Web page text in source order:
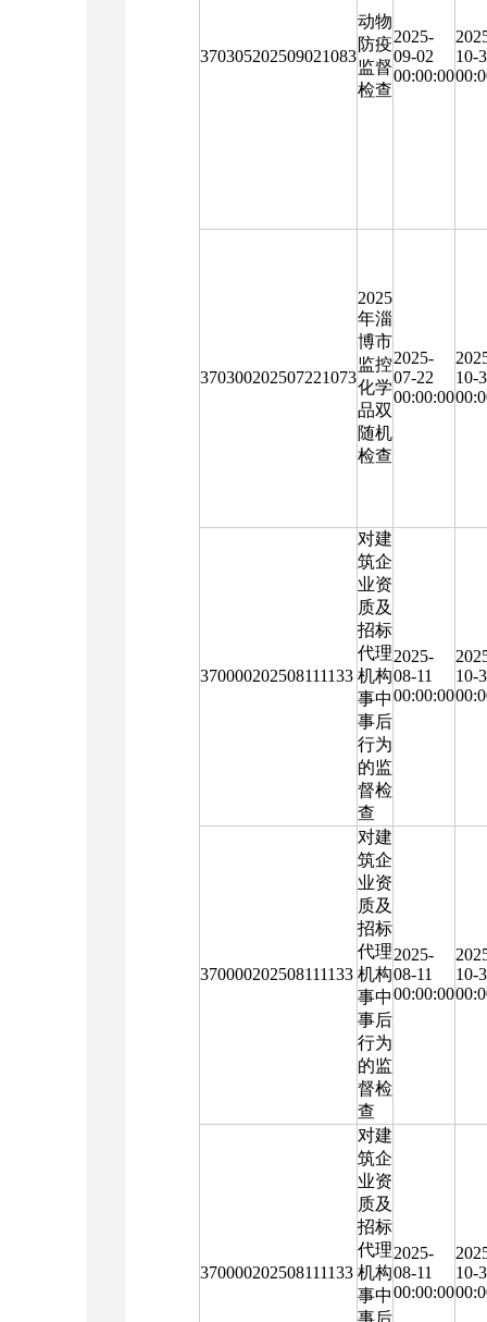
370305202509021083
动物
防疫
监督
检查
2025-
09-02
00:00:00
10-
370300202507221073
2025
年淄
博市
监控
化学
品双
随机
检查
2025-
07-22
00:00:00
10-
370000202508111133
对建
筑企
业资
质及
招标
代理
机构
事中
事后
行为
的监
督检
查
2025-
08-11
00:00:00
10-
370000202508111133
对建
筑企
业资
质及
招标
代理
机构
事中
事后
行为
的监
督检
查
2025-
08-11
00:00:00
10-
370000202508111133
对建
筑企
业资
质及
招标
代理
机构
事中
事后
2025-
08-11
00:00:00
10-